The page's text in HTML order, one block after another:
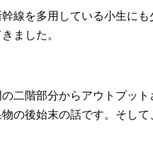
線を多用している小生に
ました。
二階部分からアウトプッ
の後始末の話です。そし